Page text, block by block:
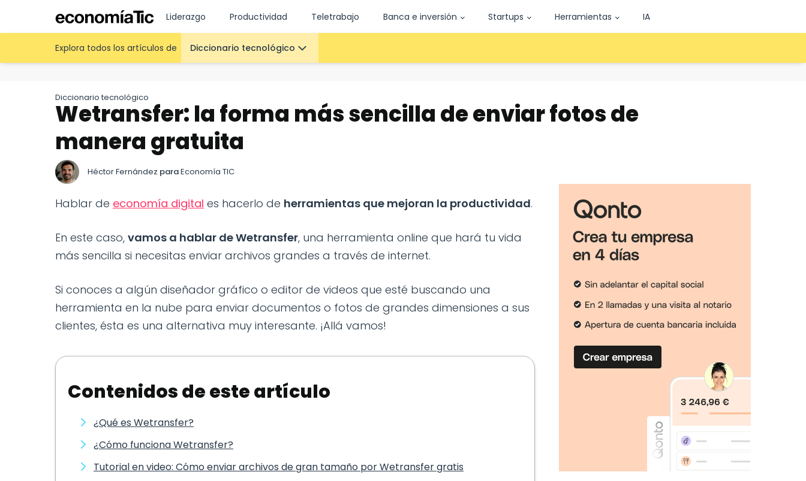
Liderazgo Productividad Teletrabajo Banca e inversión Startups Herramientas IA
Explora todos los artículos de Diccionario tecnológico
Diccionario tecnológico
Wetransfer: la forma más sencilla de enviar fotos de
manera gratuita
Héctor Fernández paraEconomía TIC
Hablar de economía digital es hacerlo de herramientas que mejoran la productividad.
En este caso, vamos a hablar de Wetransfer, una herramienta online que hará tu vida
más sencilla si necesitas enviar archivos grandes a través de internet.
Si conoces a algún diseñador gráfico o editor de videos que esté buscando una
herramienta en la nube para enviar documentos o fotos de grandes dimensiones a sus
clientes, ésta es una alternativa muy interesante. ¡Allá vamos!
Contenidos de este artículo
¿Qué es Wetransfer?
¿Cómo funciona Wetransfer?
Tutorial en video: Cómo enviar archivos de gran tamaño por Wetransfer gratis